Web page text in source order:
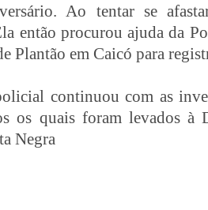
Ao tentar se
então procurou ajuda da
Plantão em Caicó para
continuou com as
os quais foram levados à
Negra